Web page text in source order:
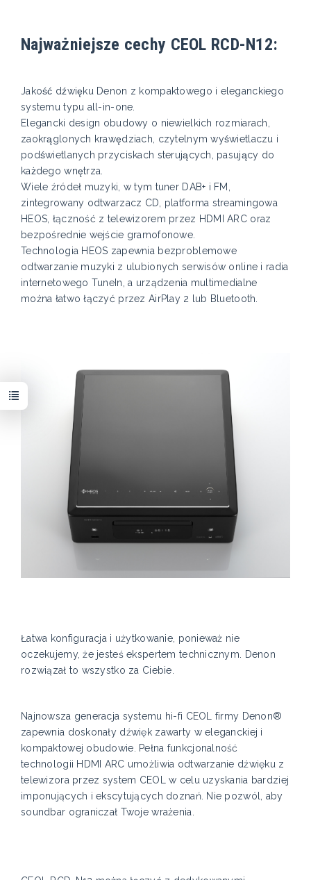
Najważniejsze cechy CEOL RCD-N12:
Jakość dźwięku Denon z kompaktowego i eleganckiego
systemu typu all-in-one.
Elegancki design obudowy o niewielkich rozmiarach,
zaokrąglonych krawędziach, czytelnym wyświetlaczu i
podświetlanych przyciskach sterujących, pasujący do
każdego wnętrza.
Wiele źródeł muzyki, w tym tuner DAB+ i FM,
zintegrowany odtwarzacz CD, platforma streamingowa
HEOS, łączność z telewizorem przez HDMI ARC oraz
bezpośrednie wejście gramofonowe.
Technologia HEOS zapewnia bezproblemowe
odtwarzanie muzyki z ulubionych serwisów online i radia
internetowego TuneIn, a urządzenia multimedialne
można łatwo łączyć przez AirPlay 2 lub Bluetooth.
Łatwa konfiguracja i użytkowanie, ponieważ nie
oczekujemy, że jesteś ekspertem technicznym. Denon
rozwiązał to wszystko za Ciebie.
Najnowsza generacja systemu hi-fi CEOL firmy Denon®
zapewnia doskonały dźwięk zawarty w eleganckiej i
kompaktowej obudowie. Pełna funkcjonalność
technologii HDMI ARC umożliwia odtwarzanie dźwięku z
telewizora przez system CEOL w celu uzyskania bardziej
imponujących i ekscytujących doznań. Nie pozwól, aby
soundbar ograniczał Twoje wrażenia.